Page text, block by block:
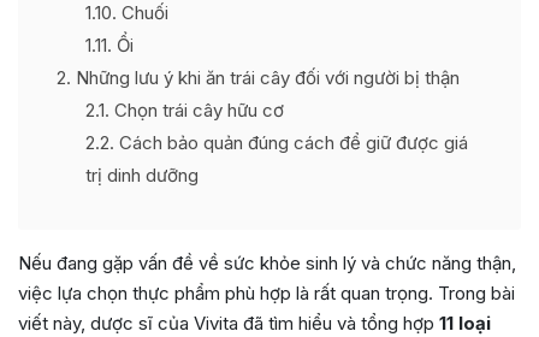
1.10 Chuối
1.11 Ổi
2 Những lưu ý khi ăn trái cây đối với người bị thận
2.1 Chọn trái cây hữu cơ
2.2 Cách bảo quản đúng cách để giữ được giá
trị dinh dưỡng
Nếu đang gặp vấn đề về sức khỏe sinh lý và chức năng thận,
việc lựa chọn thực phẩm phù hợp là rất quan trọng. Trong bài
viết này, dược sĩ của Vivita đã tìm hiểu và tổng hợp 11 loại